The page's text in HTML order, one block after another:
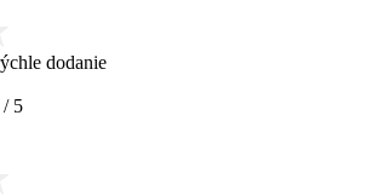
dodanie
/ 5